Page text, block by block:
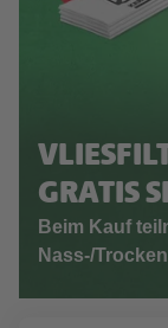
GRATIS
Beim Kauf
Nass-/